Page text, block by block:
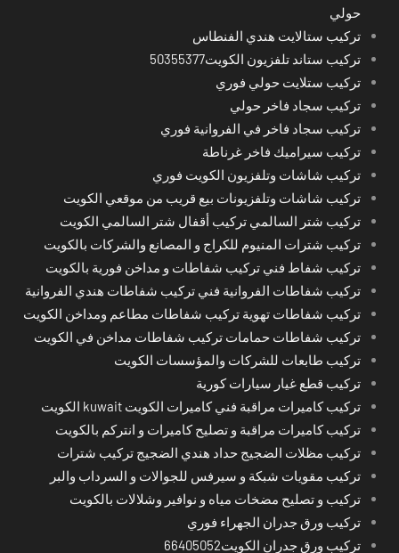
حولي
تركيب ستالايت هندي الفنطاس
تركيب ستاند تلفزيون الكويت50355377
تركيب ستلايت حولي فوري
تركيب سجاد فاخر حولي
تركيب سجاد فاخر في الفروانية فوري
تركيب سيراميك فاخر غرناطة
تركيب شاشات وتلفزيون الكويت فوري
تركيب شاشات وتلفزيونات بيع قريب من موقعي الكويت
تركيب شتر السالمي تركيب أقفال شتر السالمي الكويت
تركيب شترات المنيوم للكراج و المصانع والشركات بالكويت
تركيب شفاط فني تركيب شفاطات و مداخن فورية بالكويت
تركيب شفاطات الفروانية فني تركيب شفاطات هندي الفروانية
تركيب شفاطات تهوية تركيب شفاطات مطاعم ومداخن الكويت
تركيب شفاطات حمامات تركيب شفاطات مداخن في الكويت
تركيب طابعات للشركات والمؤسسات الكويت
تركيب قطع غيار سيارات كورية
تركيب كاميرات مراقبة فني كاميرات الكويت kuwait الكويت
تركيب كاميرات مراقبة و تصليح كاميرات و انتركم بالكويت
تركيب مظلات الضجيج حداد هندي الضجيج تركيب شترات
تركيب مقويات شبكة و سيرفس للجوالات و السرداب والبر
تركيب و تصليح مضخات مياه و نوافير وشلالات بالكويت
تركيب ورق جدران الجهراء فوري
تركيب ورق جدران الكويت66405052